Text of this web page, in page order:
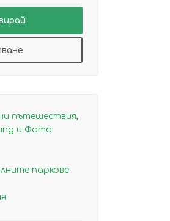
пътешествия,
и Фото
паркове